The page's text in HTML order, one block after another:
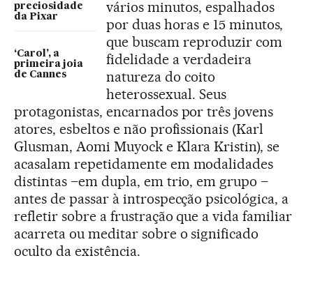
preciosidade
da Pixar
‘Carol’, a
primeira joia
de Cannes
vários minutos, espalhados
por duas horas e 15 minutos,
que buscam reproduzir com
fidelidade a verdadeira
natureza do coito
heterossexual. Seus
protagonistas, encarnados por três jovens
atores, esbeltos e não profissionais (Karl
Glusman, Aomi Muyock e Klara Kristin), se
acasalam repetidamente em modalidades
distintas –em dupla, em trio, em grupo –
antes de passar à introspecção psicológica, a
refletir sobre a frustração que a vida familiar
acarreta ou meditar sobre o significado
oculto da existência.